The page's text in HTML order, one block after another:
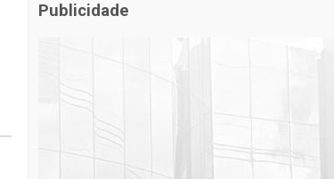
Publicidade